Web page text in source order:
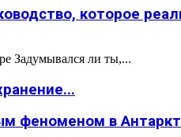
которое
Задумывался ли ты,...
феноменом в